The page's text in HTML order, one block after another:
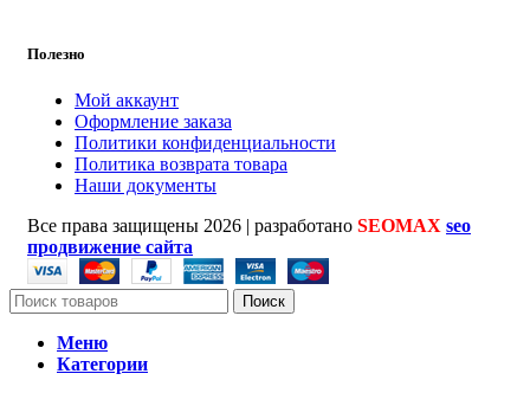
Полезно
Мой аккаунт
Оформление заказа
Политики конфиденциальности
Политика возврата товара
Наши документы
Все права защищены 2026 | разработано SEOMAX seo
продвижение сайта
Поиск
Меню
Категории